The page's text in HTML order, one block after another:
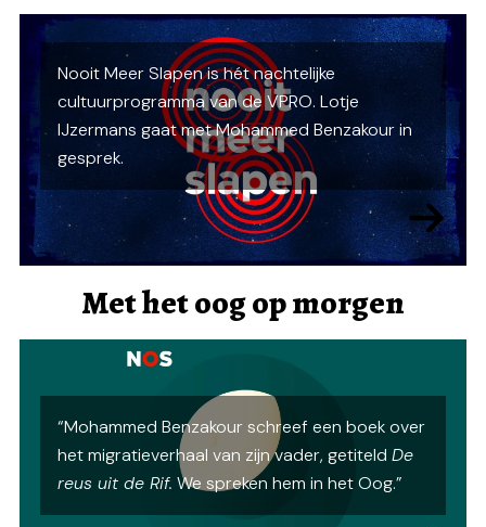
Nooit Meer Slapen is hét nachtelijke
cultuurprogramma van de VPRO. Lotje
IJzermans gaat met Mohammed Benzakour in
gesprek.
Met het oog op morgen
“Mohammed Benzakour schreef een boek over
het migratieverhaal van zijn vader, getiteld De
reus uit de Rif. We spreken hem in het Oog.”